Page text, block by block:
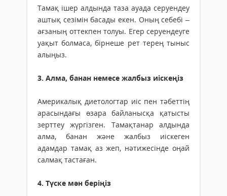
Тамақ ішер алдында таза ауада серуендеу
аштық сезімін басады екен. Оның себебі –
ағзаның оттекпен толуы. Егер серуендеуге
уақыт болмаса, бірнеше рет терең тыныс
алыңыз.
3. Алма, банан немесе жалбыз иіскеңіз
Америкалық диетологтар иіс пен тәбеттің
арасындағы өзара байланысқа қатысты
зерттеу жүргізген. Тамақтанар алдында
алма, банан және жалбыз иіскеген
адамдар тамақ аз жеп, нәтижесінде оңай
салмақ тастаған.
4. Түске мән беріңіз